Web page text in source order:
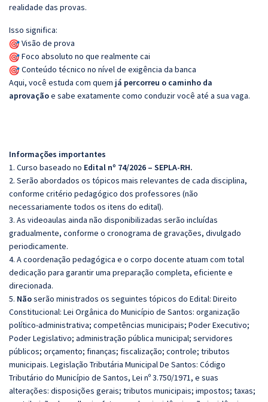
realidade das provas.
Isso significa:
Visão de prova
Foco absoluto no que realmente cai
Conteúdo técnico no nível de exigência da banca
Aqui, você estuda com quem já percorreu o caminho da
aprovaçãoe sabe exatamente como conduzir você até a sua vaga.
Informações importantes
1. Curso baseado no Edital nº 74/2026 – SEPLA-RH.
2. Serão abordados os tópicos mais relevantes de cada disciplina,
conforme critério pedagógico dos professores (não
necessariamente todos os itens do edital).
3. As videoaulas ainda não disponibilizadas serão incluídas
gradualmente, conforme o cronograma de gravações, divulgado
periodicamente.
4. A coordenação pedagógica e o corpo docente atuam com total
dedicação para garantir uma preparação completa, eficiente e
direcionada.
5. Nãoserão ministrados os seguintes tópicos do Edital: Direito
Constitucional: Lei Orgânica do Município de Santos: organização
político-administrativa; competências municipais; Poder Executivo;
Poder Legislativo; administração pública municipal; servidores
públicos; orçamento; finanças; fiscalização; controle; tributos
municipais. Legislação Tributária Municipal De Santos: Código
Tributário do Município de Santos, Lei nº 3.750/1971, e suas
alterações: disposições gerais; tributos municipais; impostos; taxas;